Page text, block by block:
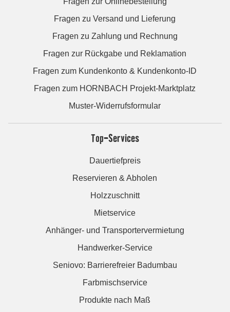
Fragen zu Versand und Lieferung
Fragen zu Zahlung und Rechnung
Fragen zur Rückgabe und Reklamation
Fragen zum Kundenkonto & Kundenkonto-ID
Fragen zum HORNBACH Projekt-Marktplatz
Muster-Widerrufsformular
Top-Services
Dauertiefpreis
Reservieren & Abholen
Holzzuschnitt
Mietservice
Anhänger- und Transportervermietung
Handwerker-Service
Seniovo: Barrierefreier Badumbau
Farbmischservice
Produkte nach Maß